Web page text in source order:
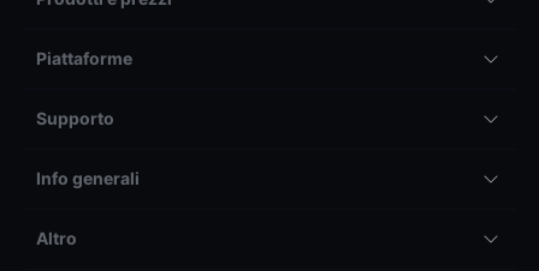
Piattaforme
Supporto
Info generali
Altro